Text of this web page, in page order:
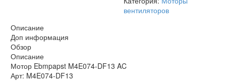
вентиляторов
Описание
Доп информация
Обзор
Описание
Мотор Ebmpapst M4E074-DF13 AC
Арт: M4E074-DF13